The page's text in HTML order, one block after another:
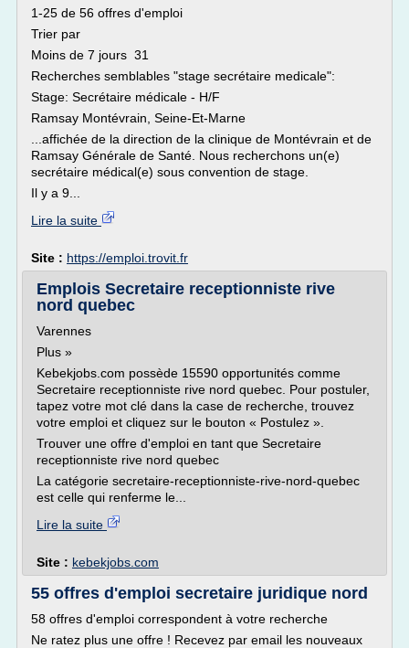
1-25 de 56 offres d'emploi
Trier par
Moins de 7 jours 31
Recherches semblables "stage secrétaire medicale":
Stage: Secrétaire médicale - H/F
Ramsay Montévrain, Seine-Et-Marne
...affichée de la direction de la clinique de Montévrain et de
Ramsay Générale de Santé. Nous recherchons un(e)
secrétaire médical(e) sous convention de stage.
Il y a 9...
Lire la suite
Site : https://emploi.trovit.fr
Emplois Secretaire receptionniste rive
nord quebec
Varennes
Plus »
Kebekjobs.com possède 15590 opportunités comme
Secretaire receptionniste rive nord quebec. Pour postuler,
tapez votre mot clé dans la case de recherche, trouvez
votre emploi et cliquez sur le bouton « Postulez ».
Trouver une offre d'emploi en tant que Secretaire
receptionniste rive nord quebec
La catégorie secretaire-receptionniste-rive-nord-quebec
est celle qui renferme le...
Lire la suite
Site : kebekjobs.com
55 offres d'emploi secretaire juridique nord
58 offres d'emploi correspondent à votre recherche
Ne ratez plus une offre ! Recevez par email les nouveaux